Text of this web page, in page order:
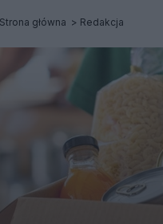
Strona główna Redakcja